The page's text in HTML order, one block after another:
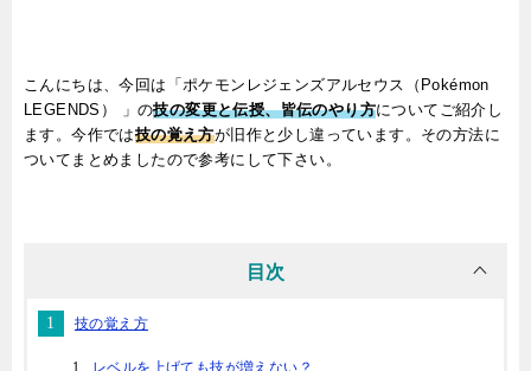
こんにちは、今回は「ポケモンレジェンズアルセウス（ Pokémon
LEGENDS）
」の技の変更と伝授、皆伝のやり方についてご紹介し
ます。今作では技の覚え方が旧作と少し違っています。その方法に
ついてまとめましたので参考にして下さい。
目次
技の覚え方
レベルを上げても技が増えない？